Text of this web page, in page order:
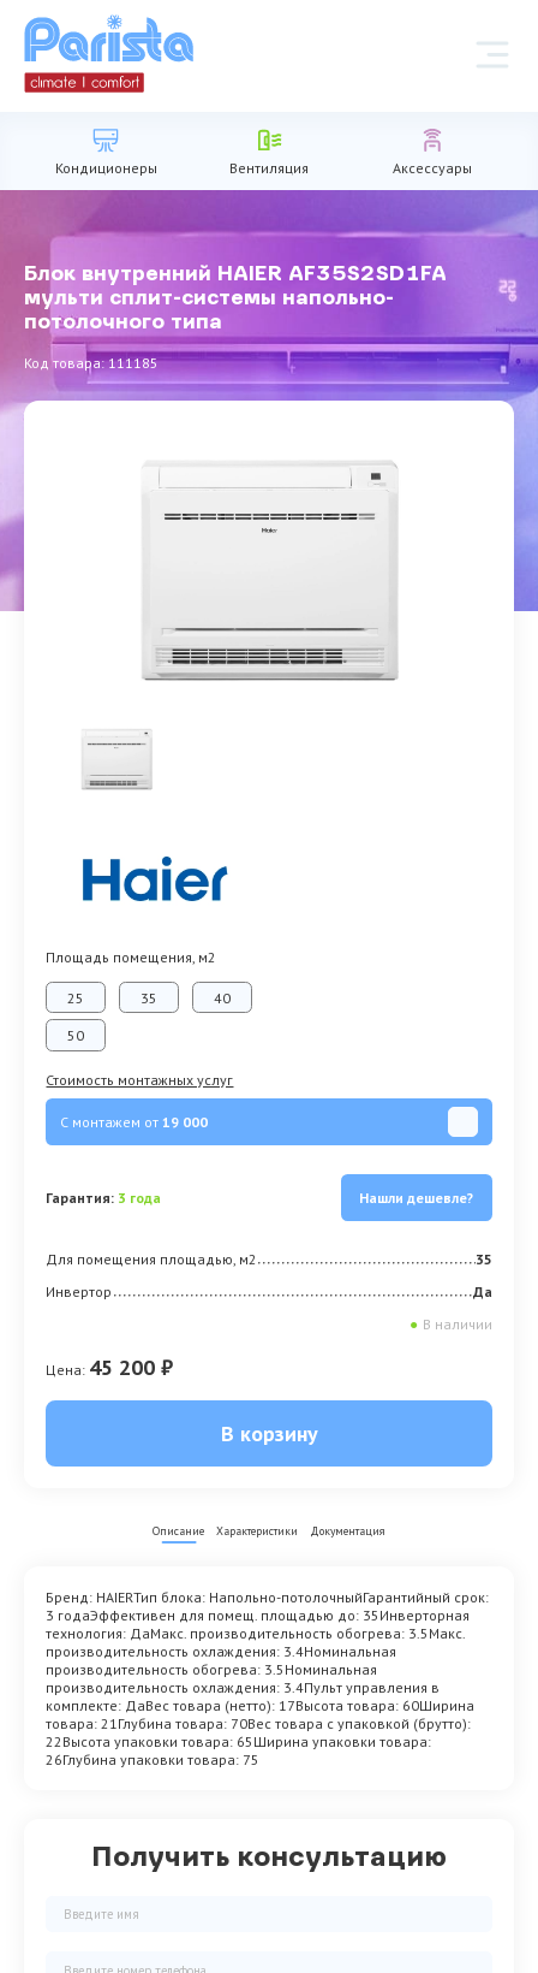
Кондиционеры Вентиляция Аксессуары
Блок внутренний HAIER AF35S2SD1FA
мульти сплит-системы напольно-
потолочного типа
Код товара: 111185
Площадь помещения, м2
25 35 40
50
Стоимость монтажных услуг
С монтажем от19 000
Гарантия: 3 года Нашли дешевле?
Для помещения площадью, м2
35
Инвертор
Да
● В наличии
Цена: 45 200 ₽
В корзину
Получить консультацию
Описание Характеристики Документация
Бренд: HAIERТип блока: Напольно-потолочныйГарантийный срок:
3 годаЭффективен для помещ. площадью до: 35Инверторная
технология: ДаМакс. производительность обогрева: 3.5Макс.
производительность охлаждения: 3.4Номинальная
производительность обогрева: 3.5Номинальная
производительность охлаждения: 3.4Пульт управления в
комплекте: ДаВес товара (нетто): 17Высота товара: 60Ширина
товара: 21Глубина товара: 70Вес товара с упаковкой (брутто):
22Высота упаковки товара: 65Ширина упаковки товара:
26Глубина упаковки товара: 75